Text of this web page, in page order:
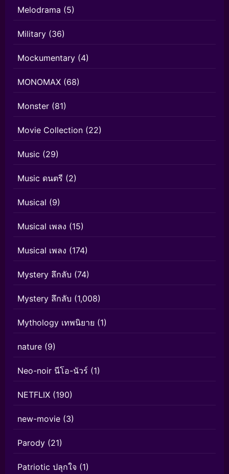
Melodrama (5)
Military (36)
Mockumentary (4)
MONOMAX (68)
Monster (81)
Movie Collection (22)
Music (29)
Music ดนตรี (2)
Musical (9)
Musical เพลง (15)
Musical เพลง (174)
Mystery ลึกลับ (74)
Mystery ลึกลับ (1,008)
Mythology เทพนิยาย (1)
nature (9)
Neo-noir นีโอ-นัวร์ (1)
NETFLIX (190)
new-movie (3)
Parody (21)
Patriotic ปลุกใจ (1)